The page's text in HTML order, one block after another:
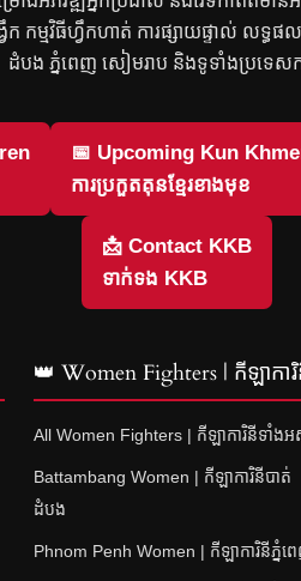
ក កម្មវិធីហ្វឹកហាត់ ការផ្សាយផ្ទាល់ លទ្
ដំបង ភ្នំពេញ សៀមរាប និងទូទាំងប្រទេសក
📅 Upcoming Kun
ការប្រកួតគុនខ្មែរខាងមុខ
📩 Contact KKB
ទាក់ទង KKB
👑 Women Fighters | កីឡាកា
All Women Fighters | កីឡាការិនីទាំង
Battambang Women | កីឡាការិនីបាត់
ដំបង
Phnom Penh Women | កីឡាការិនីភ្នំព